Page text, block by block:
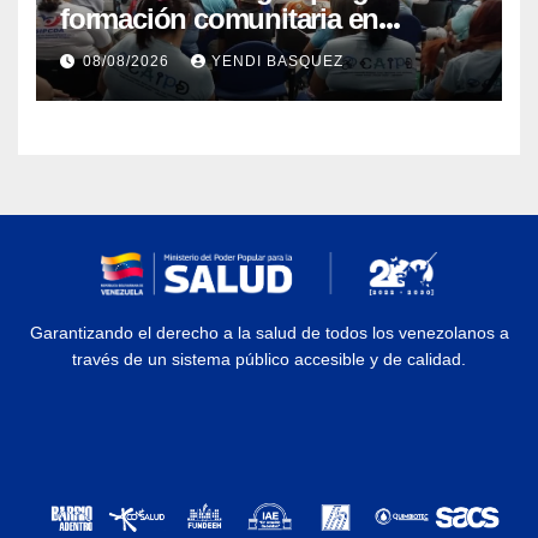
formación comunitaria en
atención a personas con
discapacidad
08/08/2026 YENDI BASQUEZ
Garantizando el derecho a la salud de todos los venezolanos a
través de un sistema público accesible y de calidad.